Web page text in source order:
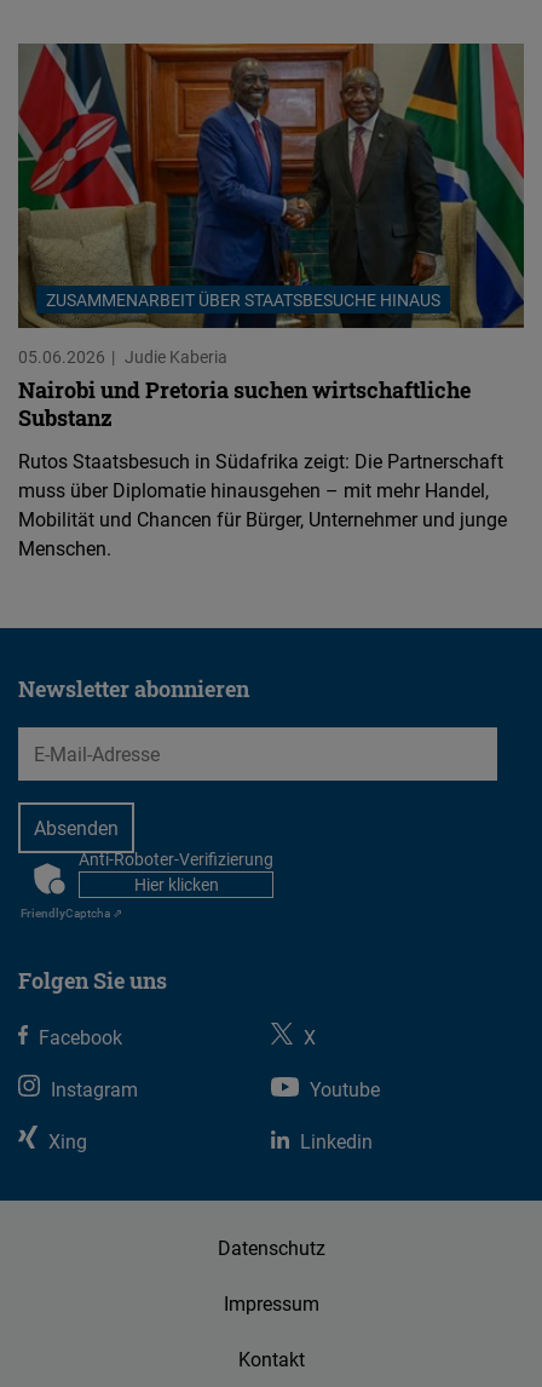
ZUSAMMENARBEIT ÜBER STAATSBESUCHE HINAUS
05.06.2026 Judie Kaberia
Nairobi und Pretoria suchen wirtschaftliche
Substanz
Rutos Staatsbesuch in Südafrika zeigt: Die Partnerschaft
muss über Diplomatie hinausgehen – mit mehr Handel,
Mobilität und Chancen für Bürger, Unternehmer und junge
Menschen.
Newsletter abonnieren
EMail
CAPTCHAAnti-Roboter-Verifizierung
Hier klicken
FriendlyCaptcha ⇗
Folgen Sie uns
Facebook
X
Instagram
Youtube
Xing
Linkedin
Datenschutz
Impressum
Kontakt